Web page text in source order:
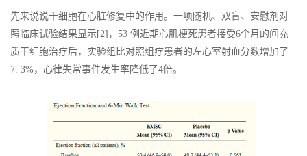
先来说说干细胞在心脏修复中的作用。一项随机、双盲、安慰剂对
照临床试验结果显示[2]，53 例近期心肌梗死患者接受6个月的间充
质干细胞治疗后，实验组比对照组疗患者的左心室射血分数增加了
7. 3%，心律失常事件发生率降低了4倍。